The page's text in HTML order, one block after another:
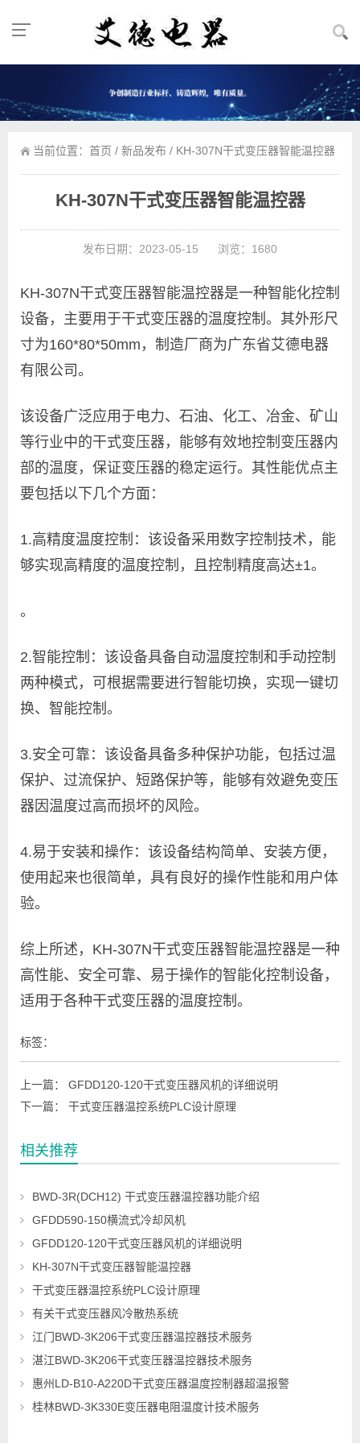
当前位置： 首页 / 新品发布 / KH-307N干式变压器智能温控器
KH-307N干式变压器智能温控器
发布日期：2023-05-15 浏览：1680
KH-307N干式变压器智能温控器是一种智能化控制
设备，主要用于干式变压器的温度控制。其外形尺
寸为160*80*50mm，制造厂商为广东省艾德电器
有限公司。
该设备广泛应用于电力、石油、化工、冶金、矿山
等行业中的干式变压器，能够有效地控制变压器内
部的温度，保证变压器的稳定运行。其性能优点主
要包括以下几个方面：
1.高精度温度控制：该设备采用数字控制技术，能
够实现高精度的温度控制，且控制精度高达±1。
。
2.智能控制：该设备具备自动温度控制和手动控制
两种模式，可根据需要进行智能切换，实现一键切
换、智能控制。
3.安全可靠：该设备具备多种保护功能，包括过温
保护、过流保护、短路保护等，能够有效避免变压
器因温度过高而损坏的风险。
4.易于安装和操作：该设备结构简单、安装方便，
使用起来也很简单，具有良好的操作性能和用户体
验。
综上所述，KH-307N干式变压器智能温控器是一种
高性能、安全可靠、易于操作的智能化控制设备，
适用于各种干式变压器的温度控制。
标签：
上一篇：
GFDD120-120干式变压器风机的详细说明
下一篇：
干式变压器温控系统PLC设计原理
相关推荐
BWD-3R(DCH12) 干式变压器温控器功能介绍
GFDD590-150横流式冷却风机
GFDD120-120干式变压器风机的详细说明
KH-307N干式变压器智能温控器
干式变压器温控系统PLC设计原理
有关干式变压器风冷散热系统
江门BWD-3K206干式变压器温控器技术服务
湛江BWD-3K206干式变压器温控器技术服务
惠州LD-B10-A220D干式变压器温度控制器超温报警
桂林BWD-3K330E变压器电阻温度计技术服务